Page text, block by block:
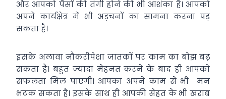
और आपको पैसों की तंगी होने की भी आशंका है। आपको
अपने कार्यक्षेत्र में भी अड़चनों का सामना करना पड़
सकता है।
इसके अलावा नौकरीपेशा जातकों पर काम का बोझ बढ़
सकता है। बहुत ज्‍यादा मेहनत करने के बाद ही आपको
सफलता मिल पाएगी। आपका अपने काम से भी मन
भटक सकता है। इसके साथ ही आपकी सेहत के भी खराब